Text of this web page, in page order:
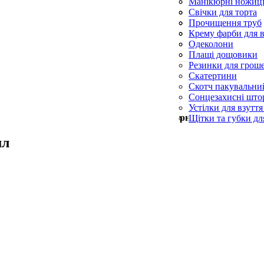
Форми для випічки
Пилки для п’ят
Пилочки для нігтів
Свічки для торта
Свічки конусні та
Церковні свічки
Прочищення труб
Серветки для
Синька
Скребки для посуду
Крему фарби для
Одеколони
Плащі дощовики
Резинки для
Скатертини
Скотч
Сонцезахисні
Устілки для
Щітки та губки
грн